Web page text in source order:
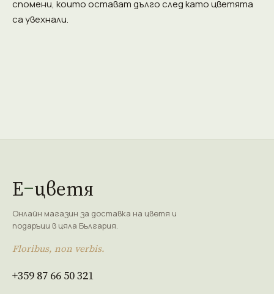
спомени, които остават дълго след като цветята
са увехнали.
Е цветя
Онлайн магазин за доставка на цветя и
подаръци в цяла България.
Floribus, non verbis.
+359 87 66 50 321